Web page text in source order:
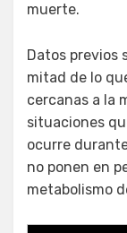
muerte.
Datos previos
mitad de lo
cercanas a la
situaciones
ocurre
no ponen en
metabolismo